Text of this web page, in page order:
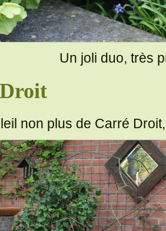
Un joli duo, très
non plus de Carré